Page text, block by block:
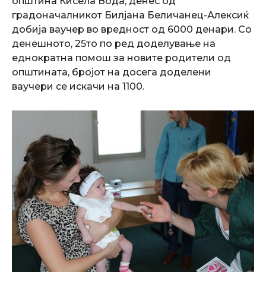
градоначалникот Билјана Беличанец-Алексиќ
добија ваучер во вредност од 6000 денари. Со
денешното, 25то по ред доделување на
еднократна помош за новите родители од
општината, бројот на досега доделени
ваучери се искачи на 1100.